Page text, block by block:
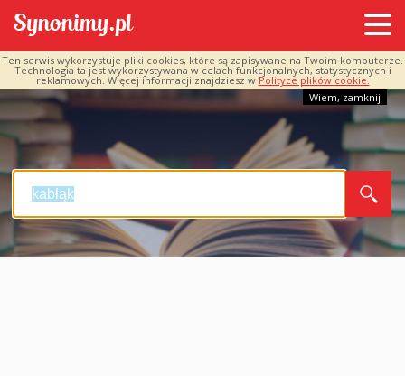
Ten serwis wykorzystuje pliki cookies, które są zapisywane na Twoim komputerze.
Technologia ta jest wykorzystywana w celach funkcjonalnych, statystycznych i
reklamowych. Więcej informacji znajdziesz w Polityce plików cookie.
Wiem, zamknij